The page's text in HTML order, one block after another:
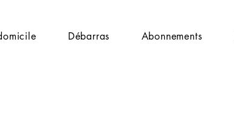
Débarras Abonnements